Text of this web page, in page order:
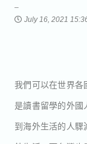
July 16, 2021
我們可以在世界各
是讀書留學的外國
到海外生活的人